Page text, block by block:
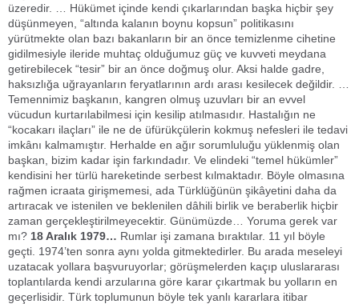
üzeredir. … Hükümet içinde kendi çıkarlarından başka hiçbir şey
düşünmeyen, “altında kalanın boynu kopsun” politikasını
yürütmekte olan bazı bakanların bir an önce temizlenme cihetine
gidilmesiyle ileride muhtaç olduğumuz güç ve kuvveti meydana
getirebilecek “tesir” bir an önce doğmuş olur. Aksi halde gadre,
haksızlığa uğrayanların feryatlarının ardı arası kesilecek değildir. …
Temennimiz başkanın, kangren olmuş uzuvları bir an evvel
vücudun kurtarılabilmesi için kesilip atılmasıdır. Hastalığın ne
“kocakarı ilaçları” ile ne de üfürükçülerin kokmuş nefesleri ile tedavi
imkânı kalmamıştır. Herhalde en ağır sorumluluğu yüklenmiş olan
başkan, bizim kadar işin farkındadır. Ve elindeki “temel hükümler”
kendisini her türlü hareketinde serbest kılmaktadır. Böyle olmasına
rağmen icraata girişmemesi, ada Türklüğünün şikâyetini daha da
artıracak ve istenilen ve beklenilen dâhili birlik ve beraberlik hiçbir
zaman gerçekleştirilmeyecektir. Günümüzde… Yoruma gerek var
mı? 18 Aralık 1979… Rumlar işi zamana bıraktılar. 11 yıl böyle
geçti. 1974’ten sonra aynı yolda gitmektedirler. Bu arada meseleyi
uzatacak yollara başvuruyorlar; görüşmelerden kaçıp uluslararası
toplantılarda kendi arzularına göre karar çıkartmak bu yolların en
geçerlisidir. Türk toplumunun böyle tek yanlı kararlara itibar